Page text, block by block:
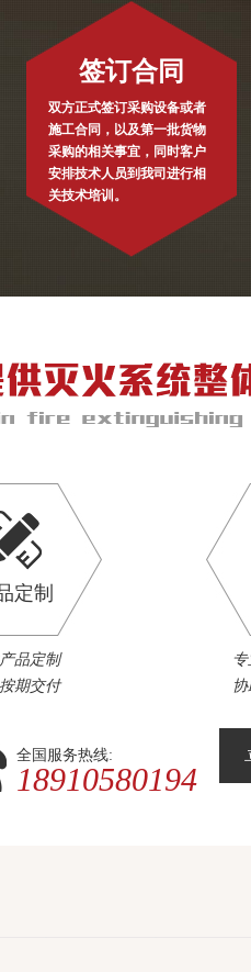
签订合同
双方正式签订采购设备或者
施工合同，以及第一批货物
采购的相关事宜，同时客户
安排技术人员到我司进行相
关技术培训。
定制
品定制
期交付
全国服务热线:
18910580194